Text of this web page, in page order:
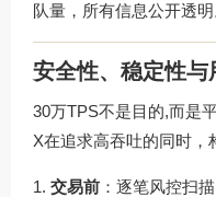
队量，所有信息公开透明
安全性、稳定性与
30万TPS不是目的,而是
X在追求高吞吐的同时，
交易前 ：逐笔风控扫